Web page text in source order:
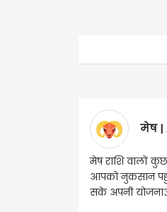
मेष |
मेष राशि वालों
आपको नुकसान
सके अपनी